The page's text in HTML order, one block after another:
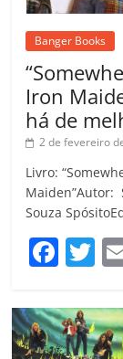
Banger Books
Iron
há de
2 de fevereiro
Livro:
Maiden”Autor:
Souza
F
c
e
T
itt
er